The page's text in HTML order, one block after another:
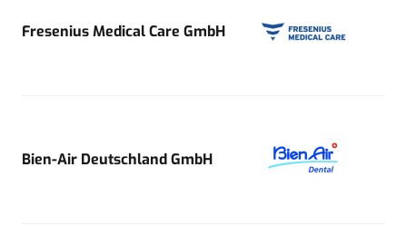
Fresenius Medical Care GmbH
Bien-Air Deutschland GmbH